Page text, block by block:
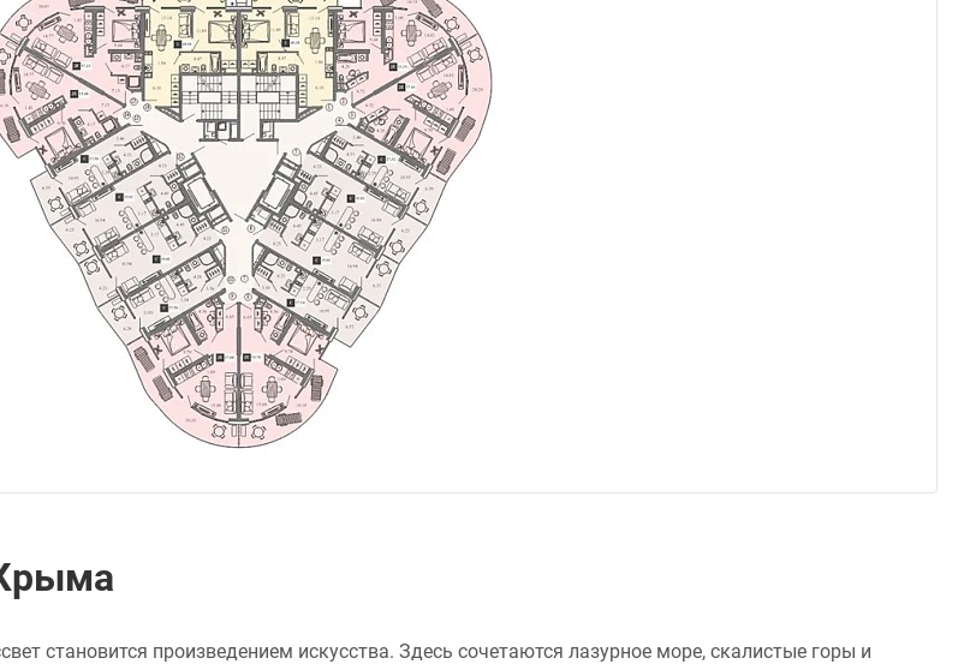
становится произведением искусства. Здесь сочетаются лазурное море, скалистые горы и